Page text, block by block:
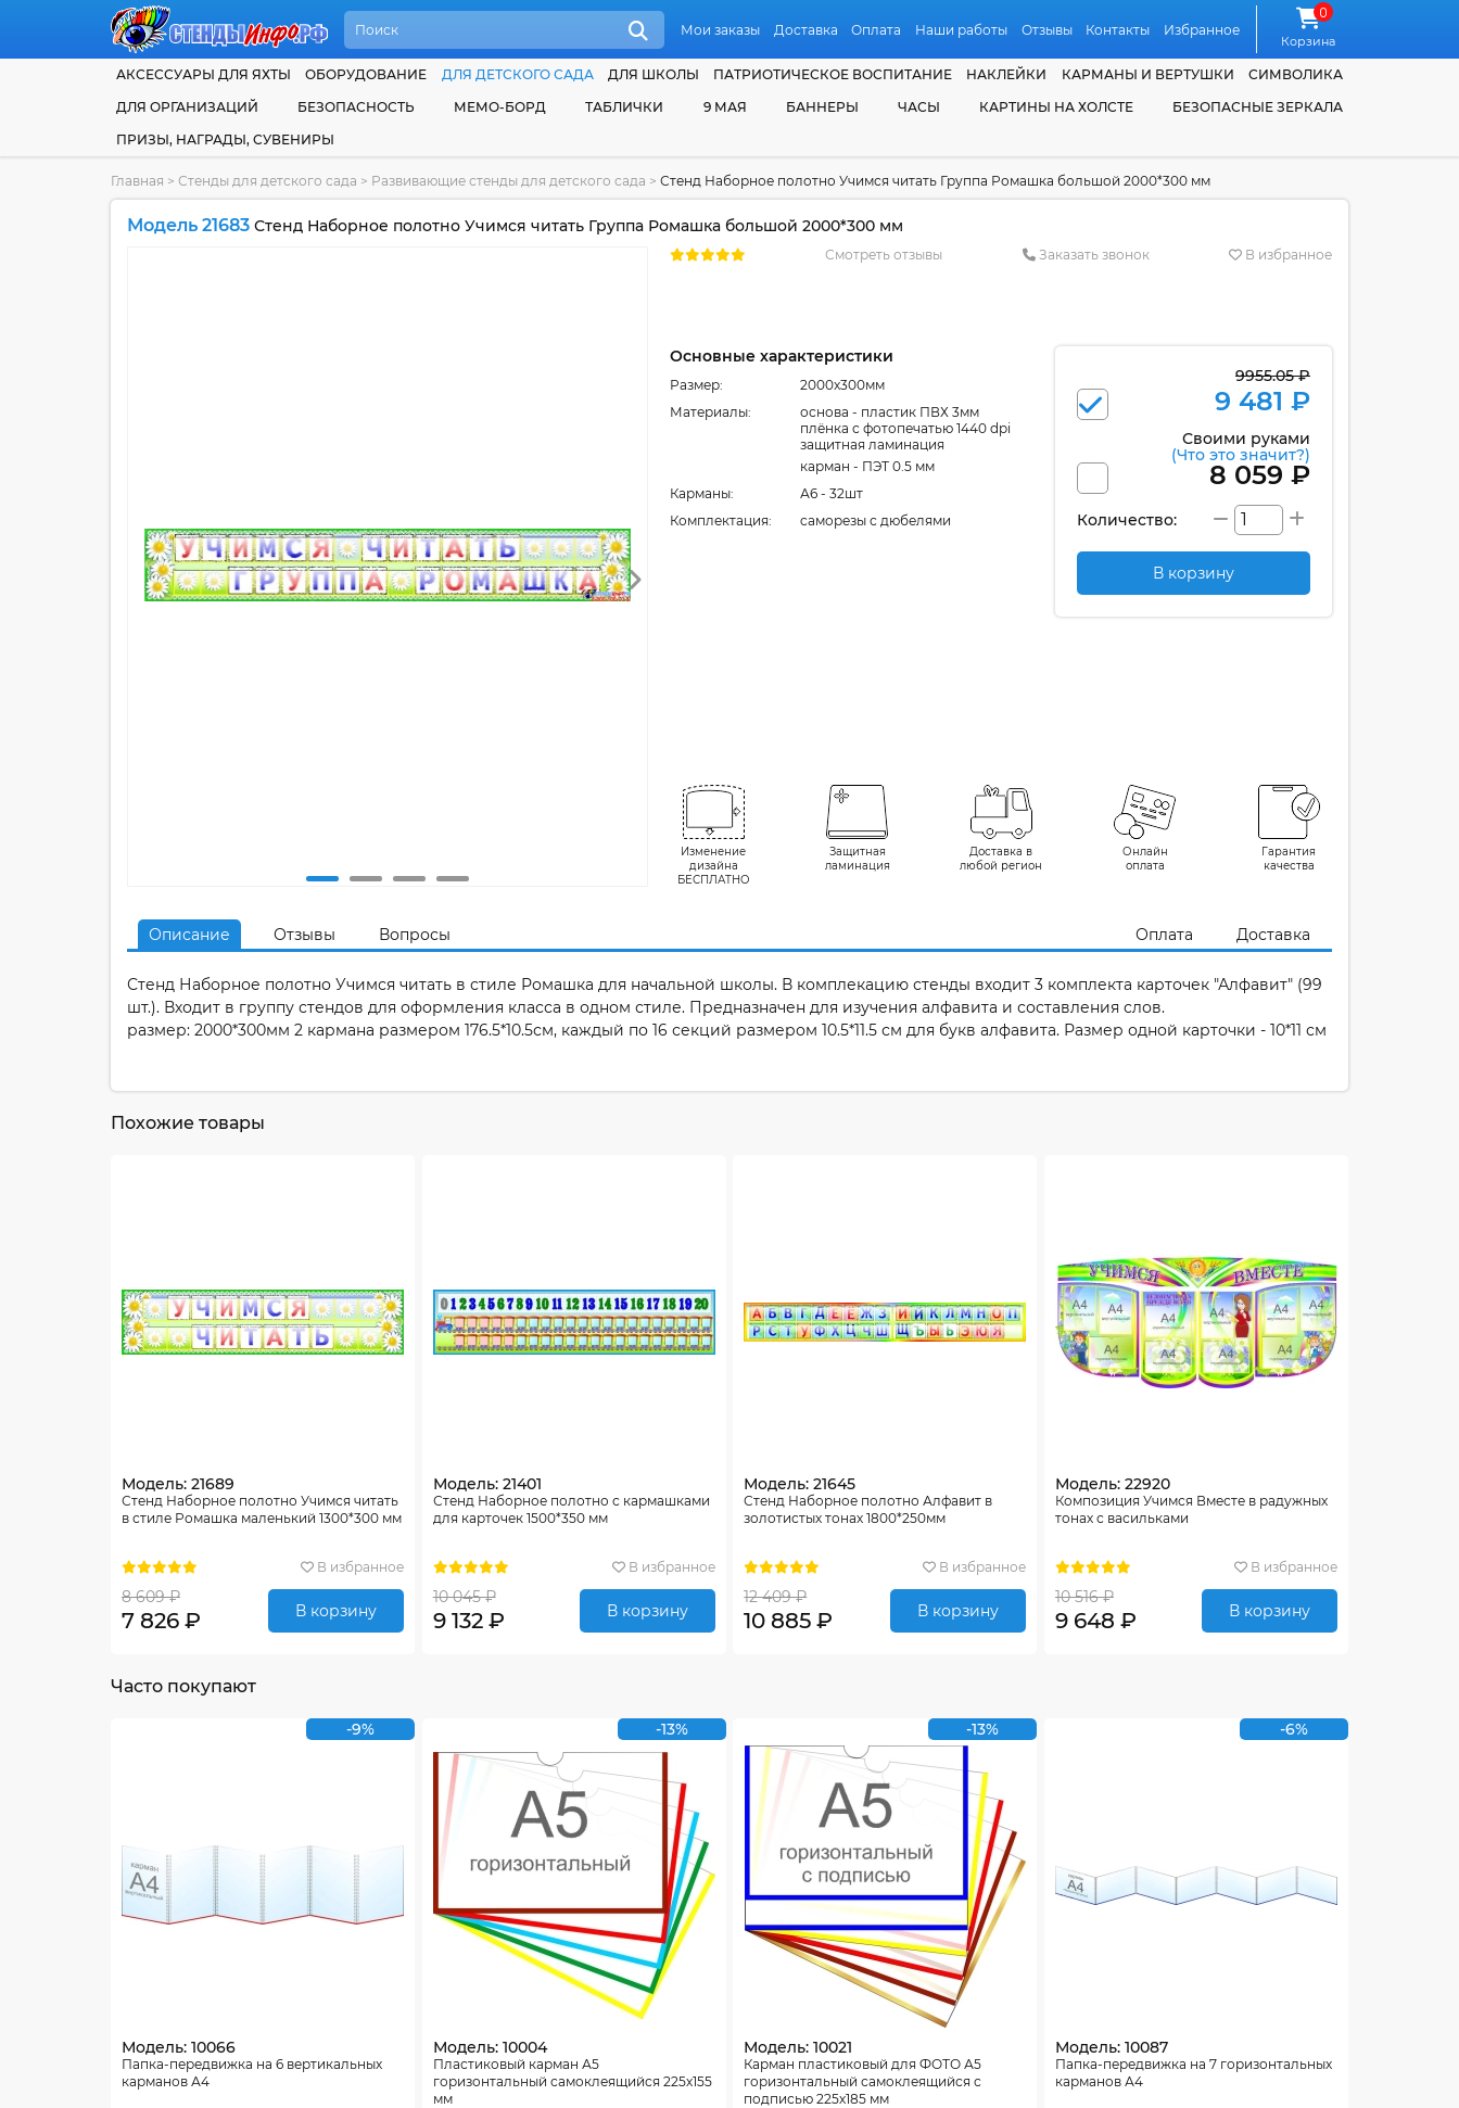
Мои заказы Доставка Оплата Наши работы Отзывы Контакты Избранное
0
Корзина
АКСЕССУАРЫ ДЛЯ ЯХТЫ ОБОРУДОВАНИЕ ДЛЯ ДЕТСКОГО САДА ДЛЯ ШКОЛЫ ПАТРИОТИЧЕСКОЕ ВОСПИТАНИЕ НАКЛЕЙКИ КАРМАНЫ И ВЕРТУШКИ
СИМВОЛИКА
ДЛЯ ОРГАНИЗАЦИЙ
БЕЗОПАСНОСТЬ МЕМО-БОРД ТАБЛИЧКИ 9 МАЯ БАННЕРЫ ЧАСЫ КАРТИНЫ НА ХОЛСТЕ
БЕЗОПАСНЫЕ ЗЕРКАЛА
ПРИЗЫ, НАГРАДЫ, СУВЕНИРЫ
Главная > Стенды для детского сада > Развивающие стенды для детского сада > Стенд Наборное полотно Учимся читать Группа Ромашка большой 2000*300 мм
Модель 21683 Стенд Наборное полотно Учимся читать Группа Ромашка большой 2000*300 мм
Смотреть отзывы Заказать звонок В избранное
Основные характеристики
Размер:
2000x300мм
Материалы:
основа - пластик ПВХ 3мм
плёнка с фотопечатью 1440 dpi
защитная ламинация
карман - ПЭТ 0.5 мм
Карманы:
А6 - 32шт
Комплектация:
cаморезы с дюбелями
9955.05 ₽
9 481 ₽
Своими руками
(Что это значит?)
8 059 ₽
Количество:
В корзину
Изменение
дизайна
БЕСПЛАТНО
Защитная
ламинация
Доставка в
любой регион
Онлайн
оплата
Гарантия
качества
Описание Отзывы Вопросы Оплата Доставка
Стенд Наборное полотно Учимся читать в стиле Ромашка для начальной школы. В комплекацию стенды входит 3 комплекта карточек "Алфавит" (99
шт.). Входит в группу стендов для оформления класса в одном стиле. Предназначен для изучения алфавита и составления слов.
размер: 2000*300мм 2 кармана размером 176.5*10.5см, каждый по 16 секций размером 10.5*11.5 см для букв алфавита. Размер одной карточки - 10*11 см
Похожие товары
Модель: 21689
Стенд Наборное полотно Учимся читать
в стиле Ромашка маленький 1300*300 мм
В избранное
8 609 ₽
7 826 ₽ В корзину
Модель: 21401
Стенд Наборное полотно с кармашками
для карточек 1500*350 мм
В избранное
10 045 ₽
9 132 ₽ В корзину
Модель: 21645
Стенд Наборное полотно Алфавит в
золотистых тонах 1800*250мм
В избранное
12 409 ₽
10 885 ₽ В корзину
Модель: 22920
Композиция Учимся Вместе в радужных
тонах с васильками
В избранное
10 516 ₽
9 648 ₽ В корзину
Часто покупают
-9%
Модель: 10066
Папка-передвижка на 6 вертикальных
карманов А4
-13%
Модель: 10004
Пластиковый карман А5
горизонтальный самоклеящийся 225х155
мм
-13%
Модель: 10021
Карман пластиковый для ФОТО А5
горизонтальный самоклеящийся с
подписью 225х185 мм
-6%
Модель: 10087
Папка-передвижка на 7 горизонтальных
карманов А4